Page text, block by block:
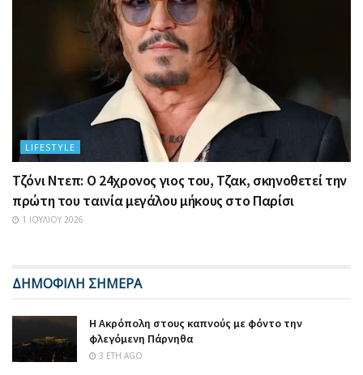
LIFESTYLE
Τζόνι Ντεπ: Ο 24χρονος γιος του, Τζακ, σκηνοθετεί την
πρώτη του ταινία μεγάλου μήκους στο Παρίσι
1 ΙΟΥΛΊΟΥ 2026
ΔΗΜΟΦΙΛΗ ΣΗΜΕΡΑ
Η Ακρόπολη στους καπνούς με φόντο την
φλεγόμενη Πάρνηθα
3 ΈΤΗ AGO